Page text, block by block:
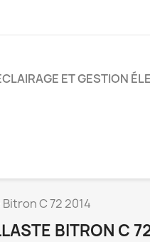
ET GESTION
C 72 2014
BITRON C